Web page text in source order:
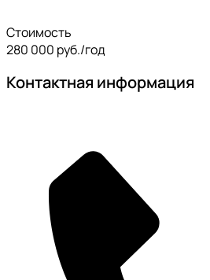
Стоимость
280 000 руб./год
Контактная информация